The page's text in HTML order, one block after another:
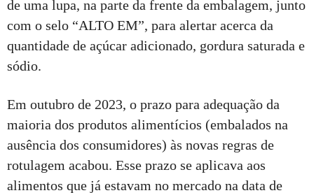
de uma lupa, na parte da frente da embalagem, junto
com o selo “ALTO EM”, para alertar acerca da
quantidade de açúcar adicionado, gordura saturada e
sódio.
Em outubro de 2023, o prazo para adequação da
maioria dos produtos alimentícios (embalados na
ausência dos consumidores) às novas regras de
rotulagem acabou. Esse prazo se aplicava aos
alimentos que já estavam no mercado na data de